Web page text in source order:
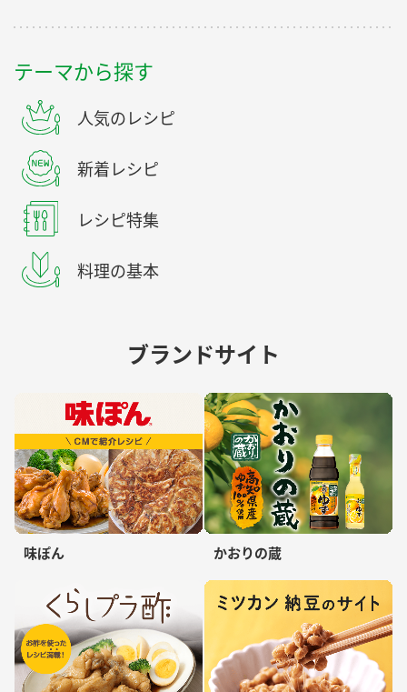
テーマから探す
人気のレシピ
新着レシピ
レシピ特集
料理の基本
ブランドサイト
味ぽん かおりの蔵